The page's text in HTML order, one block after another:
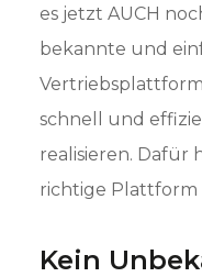
es jetzt AUCH
bekannte und
schnell und
realisieren. Dafür
richtige Plattform
Kein